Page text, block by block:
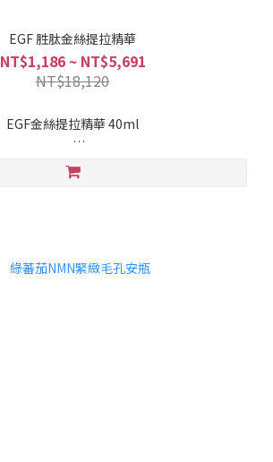
EGF 胜肽金絲提拉精華
NT$1,186 ~ NT$5,691
NT$18,120
EGF金絲提拉精華 40ml
扁平問題